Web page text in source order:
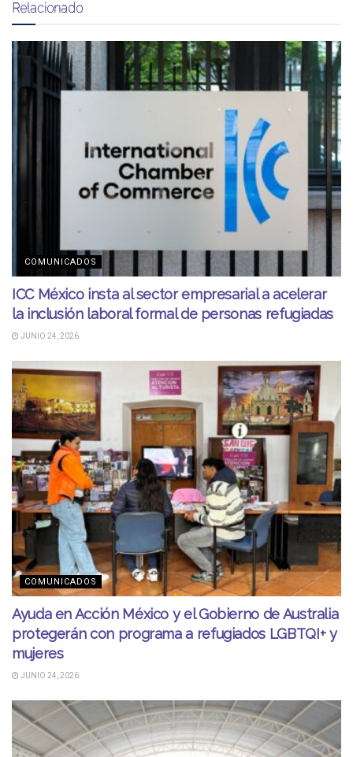
Relacionado
COMUNICADOS
ICC México insta al sector empresarial a acelerar
la inclusión laboral formal de personas refugiadas
JUNIO 24, 2026
COMUNICADOS
Ayuda en Acción México y el Gobierno de Australia
protegerán con programa a refugiados LGBTQI+ y
mujeres
JUNIO 24, 2026